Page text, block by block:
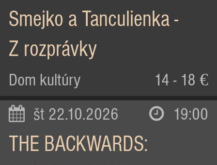
Smejko a Tanculienka -
Z rozprávky
Dom kultúry 14 - 18 €
št 22.10.2026 19:00
THE BACKWARDS: